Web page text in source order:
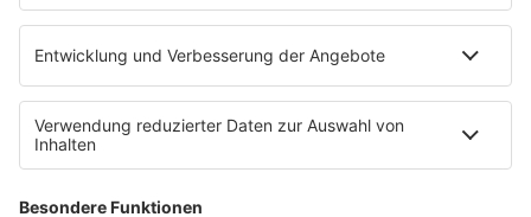
werben bei SUNSHINE LIVE
SERVICE
Datenschutz
Datenschutzeinstellungen
Datenschutzerklärung zur sunshine live App